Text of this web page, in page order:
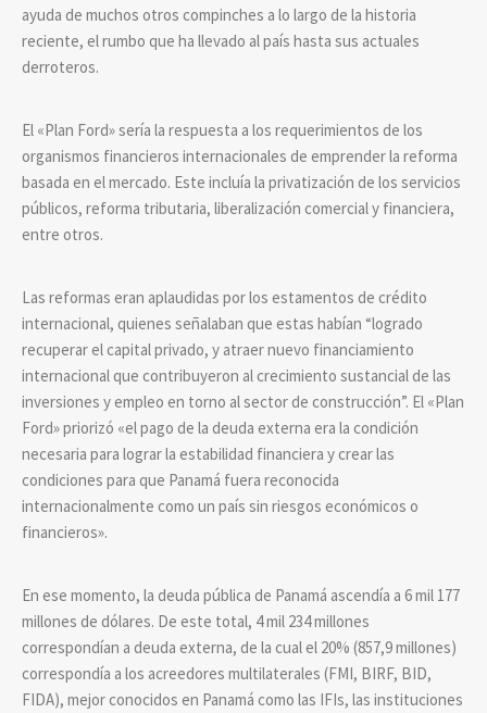
ayuda de muchos otros compinches a lo largo de la historia
reciente, el rumbo que ha llevado al país hasta sus actuales
derroteros.
El «Plan Ford» sería la respuesta a los requerimientos de los
organismos financieros internacionales de emprender la reforma
basada en el mercado. Este incluía la privatización de los servicios
públicos, reforma tributaria, liberalización comercial y financiera,
entre otros.
Las reformas eran aplaudidas por los estamentos de crédito
internacional, quienes señalaban que estas habían “logrado
recuperar el capital privado, y atraer nuevo financiamiento
internacional que contribuyeron al crecimiento sustancial de las
inversiones y empleo en torno al sector de construcción”. El «Plan
Ford» priorizó «el pago de la deuda externa era la condición
necesaria para lograr la estabilidad financiera y crear las
condiciones para que Panamá fuera reconocida
internacionalmente como un país sin riesgos económicos o
financieros».
En ese momento, la deuda pública de Panamá ascendía a 6 mil 177
millones de dólares. De este total, 4 mil 234 millones
correspondían a deuda externa, de la cual el 20% (857,9 millones)
correspondía a los acreedores multilaterales (FMI, BIRF, BID,
FIDA), mejor conocidos en Panamá como las IFIs, las instituciones